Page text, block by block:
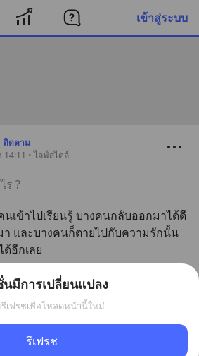
เข้าสู่ระบบ
ติดตาม
14:11 • ไลฟ์สไตล์
ร ?
เข้าไปเรียนรู้ บางคนกลับออกมาได้ดี
และบางคนก็ตายไปกับความรักนั้น
อีกเลย
นมีการเปลี่ยนแปลง
เฟรชเพื่อโหลดหน้านี้ใหม่
รีเฟรช